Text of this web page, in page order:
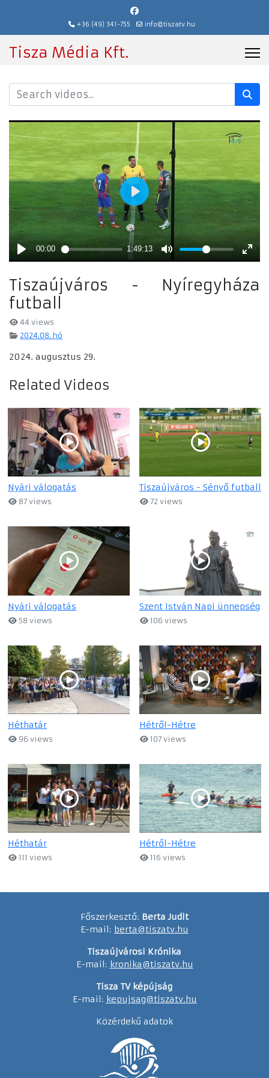
+36 (49) 341-755 info@tiszatv.hu
Tisza Média Kft.
Tiszaújváros - Nyíregyháza
futball
44 views
2024.08. hó
2024. augusztus 29.
Related Videos
Nyári válogatás
87 views
Tiszaújváros - Sényő futball
72 views
Nyári válogatás
58 views
Szent István Napi ünnepség
106 views
Héthatár
96 views
Hétről-Hétre
107 views
Héthatár
111 views
Hétről-Hétre
116 views
Főszerkesztő: Berta Judit
E-mail: berta@tiszatv.hu
Tiszaújvárosi Krónika
E-mail: kronika@tiszatv.hu
Tisza TV képújság
E-mail: kepujsag@tiszatv.hu
Közérdekű adatok